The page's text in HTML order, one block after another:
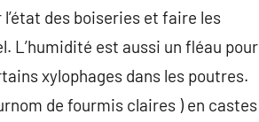
des boiseries et faire les
L’humidité est aussi un fléau pour
xylophages dans les poutres.
de fourmis claires ) en castes